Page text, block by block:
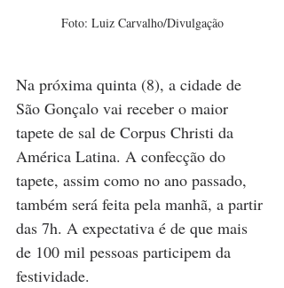
Foto: Luiz Carvalho/Divulgação
Na próxima quinta (8), a cidade de
São Gonçalo vai receber o maior
tapete de sal de Corpus Christi da
América Latina. A confecção do
tapete, assim como no ano passado,
também será feita pela manhã, a partir
das 7h. A expectativa é de que mais
de 100 mil pessoas participem da
festividade.